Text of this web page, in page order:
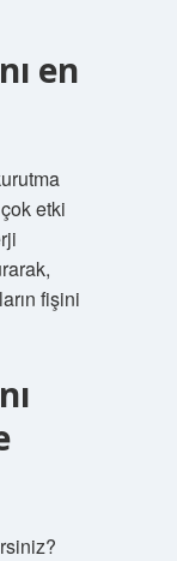
en
etki
fişini